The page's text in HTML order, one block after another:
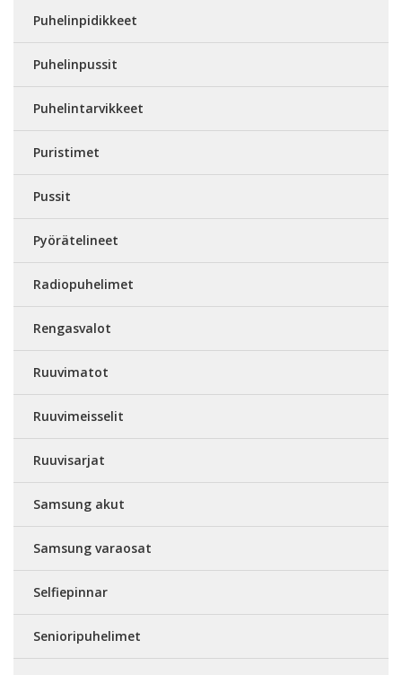
Puhelinpidikkeet
Puhelinpussit
Puhelintarvikkeet
Puristimet
Pussit
Pyörätelineet
Radiopuhelimet
Rengasvalot
Ruuvimatot
Ruuvimeisselit
Ruuvisarjat
Samsung akut
Samsung varaosat
Selfiepinnar
Senioripuhelimet